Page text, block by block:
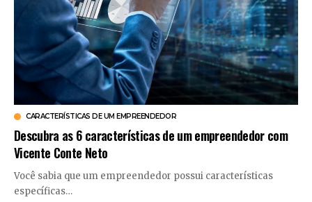
CARACTERÍSTICAS DE UM EMPREENDEDOR
Descubra as 6 características de um empreendedor com
Vicente Conte Neto
Você sabia que um empreendedor possui características
específicas…